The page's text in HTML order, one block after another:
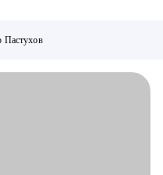
Пастухов